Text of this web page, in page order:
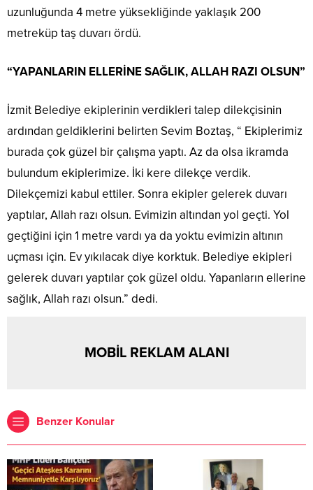
uzunluğunda 4 metre yüksekliğinde yaklaşık 200
metreküp taş duvarı ördü.
“YAPANLARIN ELLERİNE SAĞLIK, ALLAH RAZI OLSUN”
İzmit Belediye ekiplerinin verdikleri talep dilekçisinin
ardından geldiklerini belirten Sevim Boztaş, “ Ekiplerimiz
burada çok güzel bir çalışma yaptı. Az da olsa ikramda
bulundum ekiplerimize. İki kere dilekçe verdik.
Dilekçemizi kabul ettiler. Sonra ekipler gelerek duvarı
yaptılar, Allah razı olsun. Evimizin altından yol geçti. Yol
geçtiğini için 1 metre vardı ya da yoktu evimizin altının
uçması için. Ev yıkılacak diye korktuk. Belediye ekipleri
gelerek duvarı yaptılar çok güzel oldu. Yapanların ellerine
sağlık, Allah razı olsun.” dedi.
MOBİL REKLAM ALANI
Benzer Konular